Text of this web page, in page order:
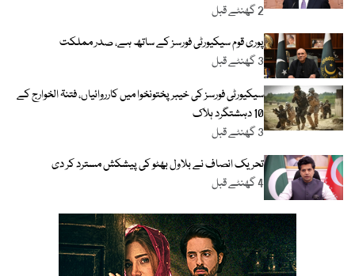
2 گھنٹے قبل
پوری قوم سیکیورٹی فورسز کے ساتھ ہے، صدر مملکت
3 گھنٹے قبل
سیکیورٹی فورسز کی خیبر پختونخوا میں کارروائیاں، فتنۃ الخوارج کے
10 دہشتگرد ہلاک
3 گھنٹے قبل
تحریک انصاف نے بلاول بھٹو کی پیشکش مسترد کر دی
4 گھنٹے قبل